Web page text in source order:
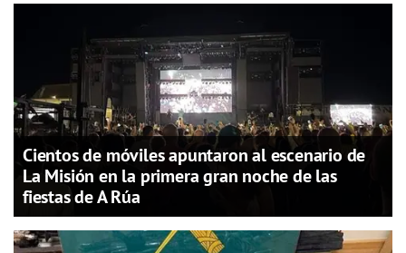
Cientos de móviles apuntaron al escenario de
La Misión en la primera gran noche de las
fiestas de A Rúa